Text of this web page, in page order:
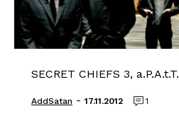
SECRET CHIEFS 3, a.P.A.t.T.
AddSatan - 17.11.2012 1